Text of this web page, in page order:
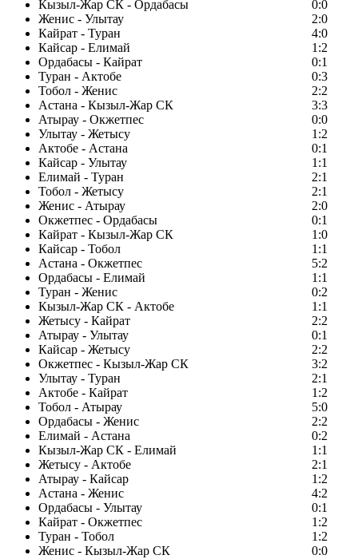
Кызыл-Жар СК - Ордабасы
0:0
Женис - Улытау
2:0
Кайрат - Туран
4:0
Кайсар - Елимай
1:2
Ордабасы - Кайрат
0:1
Туран - Актобе
0:3
Тобол - Женис
2:2
Астана - Кызыл-Жар СК
3:3
Атырау - Окжетпес
0:0
Улытау - Жетысу
1:2
Актобе - Астана
0:1
Кайсар - Улытау
1:1
Елимай - Туран
2:1
Тобол - Жетысу
2:1
Женис - Атырау
2:0
Окжетпес - Ордабасы
0:1
Кайрат - Кызыл-Жар СК
1:0
Кайсар - Тобол
1:1
Астана - Окжетпес
5:2
Ордабасы - Елимай
1:1
Туран - Женис
0:2
Кызыл-Жар СК - Актобе
1:1
Жетысу - Кайрат
2:2
Атырау - Улытау
0:1
Кайсар - Жетысу
2:2
Окжетпес - Кызыл-Жар СК
3:2
Улытау - Туран
2:1
Актобе - Кайрат
1:2
Тобол - Атырау
5:0
Ордабасы - Женис
2:2
Елимай - Астана
0:2
Кызыл-Жар СК - Елимай
1:1
Жетысу - Актобе
2:1
Атырау - Кайсар
1:2
Астана - Женис
4:2
Ордабасы - Улытау
0:1
Кайрат - Окжетпес
1:2
Туран - Тобол
1:2
Женис - Кызыл-Жар СК
0:0